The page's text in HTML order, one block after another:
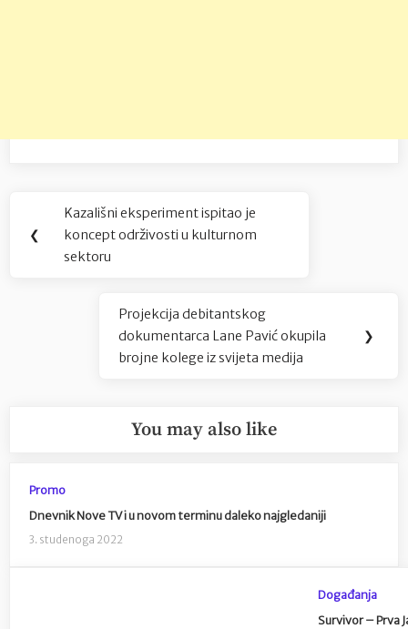
Navigacija
objava
❮
Previous
Post:
Kazališni eksperiment ispitao je
koncept održivosti u kulturnom
sektoru
Next
Post:
Projekcija debitantskog
dokumentarca Lane Pavić okupila
brojne kolege iz svijeta medija
❯
You may also like
Promo
Dnevnik Nove TV i u novom terminu daleko najgledaniji
3. studenoga 2022
Događanja
Survivor – Prva